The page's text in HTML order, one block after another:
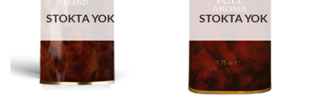
STOKTA YOK STOKTA YOK